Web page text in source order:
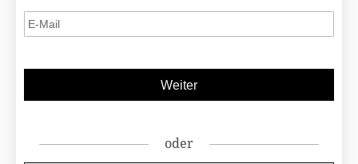
oder